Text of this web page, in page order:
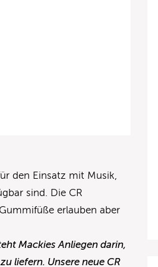
den Einsatz mit Musik,
sind. Die CR
erlauben aber
Mackies Anliegen darin,
liefern. Unsere neue CR